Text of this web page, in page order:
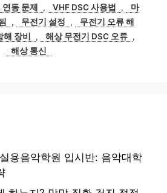
연동 문제 , VHF DSC 사용법 ,
마
, 무전기 설정 ,
무전기 오류 해
해 장비 , 해상 무전기 DSC 오류 ,
해상 통신
용음악학원 입시반: 음악대학